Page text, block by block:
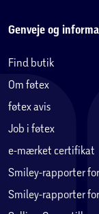
Genveje og
Find butik
Om føtex
føtex avis
Job i føtex
e-mærket certifikat
Smiley-rapporter
Smiley-rapporter